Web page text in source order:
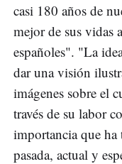
casi 180 años de
mejor de sus vidas
españoles". "La
dar una visión
imágenes sobre el
través de su labor
importancia que ha
pasada, actual y